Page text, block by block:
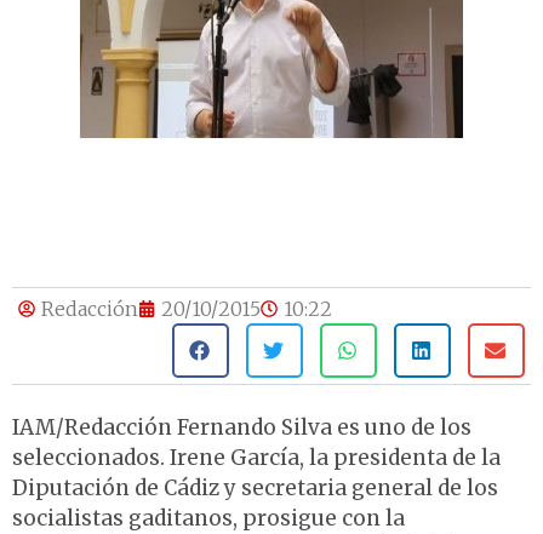
Redacción 20/10/2015 10:22
IAM/Redacción Fernando Silva es uno de los
seleccionados. Irene García, la presidenta de la
Diputación de Cádiz y secretaria general de los
socialistas gaditanos, prosigue con la